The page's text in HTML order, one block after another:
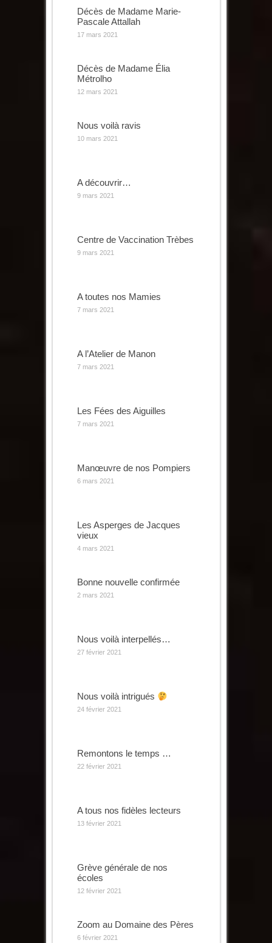
Décès de Madame Marie-
Pascale Attallah
17 mars 2021
Décès de Madame Élia
Métrolho
12 mars 2021
Nous voilà ravis
10 mars 2021
A découvrir…
9 mars 2021
Centre de Vaccination Trèbes
9 mars 2021
A toutes nos Mamies
7 mars 2021
A l’Atelier de Manon
7 mars 2021
Les Fées des Aiguilles
7 mars 2021
Manœuvre de nos Pompiers
6 mars 2021
Les Asperges de Jacques
vieux
4 mars 2021
Bonne nouvelle confirmée
2 mars 2021
Nous voilà interpellés…
27 février 2021
Nous voilà intrigués
24 février 2021
Remontons le temps …
22 février 2021
A tous nos fidèles lecteurs
13 février 2021
Grève générale de nos
écoles
12 février 2021
Zoom au Domaine des Pères
6 février 2021